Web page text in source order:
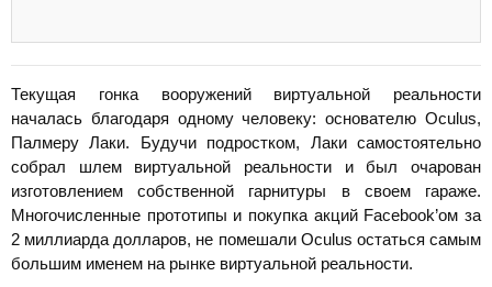
Текущая гонка вооружений виртуальной реальности
началась благодаря одному человеку: основателю Oculus,
Палмеру Лаки. Будучи подростком, Лаки самостоятельно
собрал шлем виртуальной реальности и был очарован
изготовлением собственной гарнитуры в своем гараже.
Многочисленные прототипы и покупка акций Facebook’ом за
2 миллиарда долларов, не помешали Oculus остаться самым
большим именем на рынке виртуальной реальности.